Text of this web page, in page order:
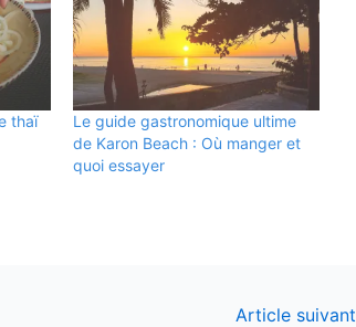
thaï
Le guide gastronomique ultime
de Karon Beach : Où manger et
quoi essayer
Article suivant